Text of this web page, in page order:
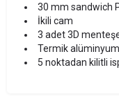
30 mm sandwich
İkili cam
3 adet 3D
Termik
5 noktadan kilitli